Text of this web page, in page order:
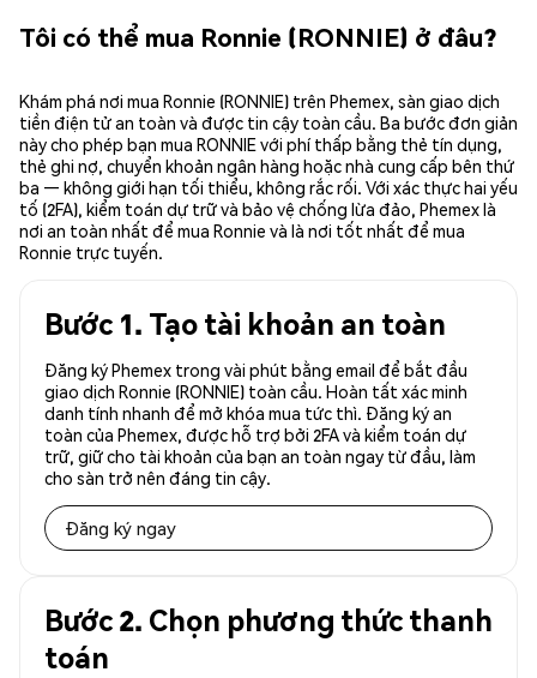
Tôi có thể mua Ronnie (RONNIE) ở đâu?
Khám phá nơi mua Ronnie (RONNIE) trên Phemex, sàn giao dịch
tiền điện tử an toàn và được tin cậy toàn cầu. Ba bước đơn giản
này cho phép bạn mua RONNIE với phí thấp bằng thẻ tín dụng,
thẻ ghi nợ, chuyển khoản ngân hàng hoặc nhà cung cấp bên thứ
ba — không giới hạn tối thiểu, không rắc rối. Với xác thực hai yếu
tố (2FA), kiểm toán dự trữ và bảo vệ chống lừa đảo, Phemex là
nơi an toàn nhất để mua Ronnie và là nơi tốt nhất để mua
Ronnie trực tuyến.
Bước 1. Tạo tài khoản an toàn
Đăng ký Phemex trong vài phút bằng email để bắt đầu
giao dịch Ronnie (RONNIE) toàn cầu. Hoàn tất xác minh
danh tính nhanh để mở khóa mua tức thì. Đăng ký an
toàn của Phemex, được hỗ trợ bởi 2FA và kiểm toán dự
trữ, giữ cho tài khoản của bạn an toàn ngay từ đầu, làm
cho sàn trở nên đáng tin cậy.
Đăng ký ngay
Bước 2. Chọn phương thức thanh
toán